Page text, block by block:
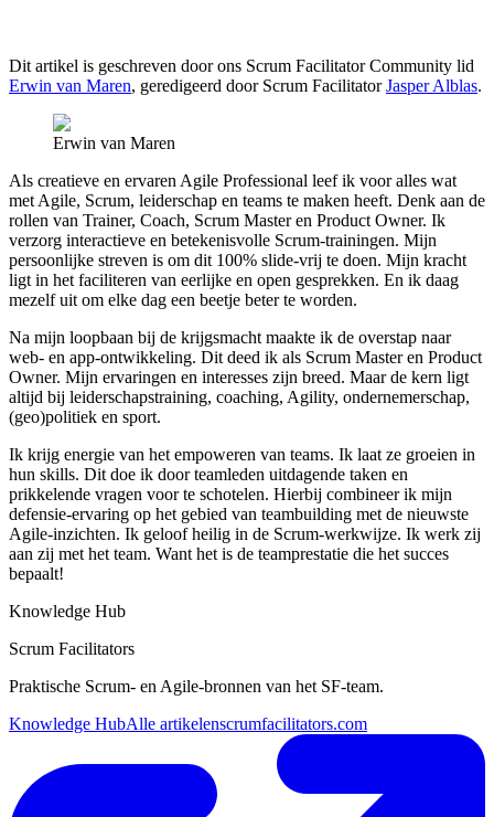
Dit artikel is geschreven door ons Scrum Facilitator Community lid
Erwin van Maren, geredigeerd door Scrum FacilitatorJasper Alblas.
Erwin van Maren
Als creatieve en ervaren Agile Professional leef ik voor alles wat
met Agile, Scrum, leiderschap en teams te maken heeft. Denk aan de
rollen van Trainer, Coach, Scrum Master en Product Owner. Ik
verzorg interactieve en betekenisvolle Scrum-trainingen. Mijn
persoonlijke streven is om dit 100% slide-vrij te doen. Mijn kracht
ligt in het faciliteren van eerlijke en open gesprekken. En ik daag
mezelf uit om elke dag een beetje beter te worden.
Na mijn loopbaan bij de krijgsmacht maakte ik de overstap naar
web- en app-ontwikkeling. Dit deed ik als Scrum Master en Product
Owner. Mijn ervaringen en interesses zijn breed. Maar de kern ligt
altijd bij leiderschapstraining, coaching, Agility, ondernemerschap,
(geo)politiek en sport.
Ik krijg energie van het empoweren van teams. Ik laat ze groeien in
hun skills. Dit doe ik door teamleden uitdagende taken en
prikkelende vragen voor te schotelen. Hierbij combineer ik mijn
defensie-ervaring op het gebied van teambuilding met de nieuwste
Agile-inzichten. Ik geloof heilig in de Scrum-werkwijze. Ik werk zij
aan zij met het team. Want het is de teamprestatie die het succes
bepaalt!
Knowledge Hub
Scrum Facilitators
Praktische Scrum- en Agile-bronnen van het SF-team.
Knowledge HubAlle artikelenscrumfacilitators.com